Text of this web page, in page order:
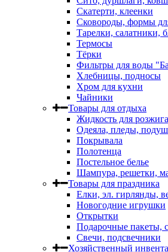
Скатерти, клеенки
Сковороды, формы
Тарелки, салатники,
Термосы
Тёрки
Фильтры для воды
Хлебницы, подносы
Хром для кухни
Чайники
Товары для отдыха
Жидкость для
Одеяла, пледы,
Покрывала
Полотенца
Постельное белье
Шампура, решетки,
Товары для праздника
Елки, эл. гирлянды,
Новогодние игрушки
Открытки
Подарочные пакеты,
Свечи, подсвечники
Хозяйственный